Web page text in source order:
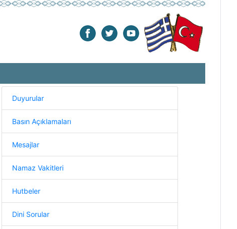
Duyurular
Basın Açıklamaları
Mesajlar
Namaz Vakitleri
Hutbeler
Dini Sorular